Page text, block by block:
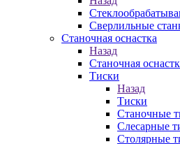
Сверлильные
Станочная оснастка
Назад
Станочная
Тиски
Назад
Тиски
Станочные
Слесарные
Столярные